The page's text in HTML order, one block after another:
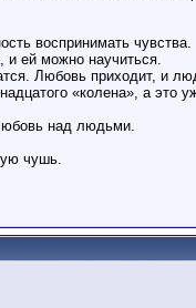
воспринимать чувства.
и ей можно научиться.
Любовь приходит, и
«колена», а это
над людьми.
чушь.